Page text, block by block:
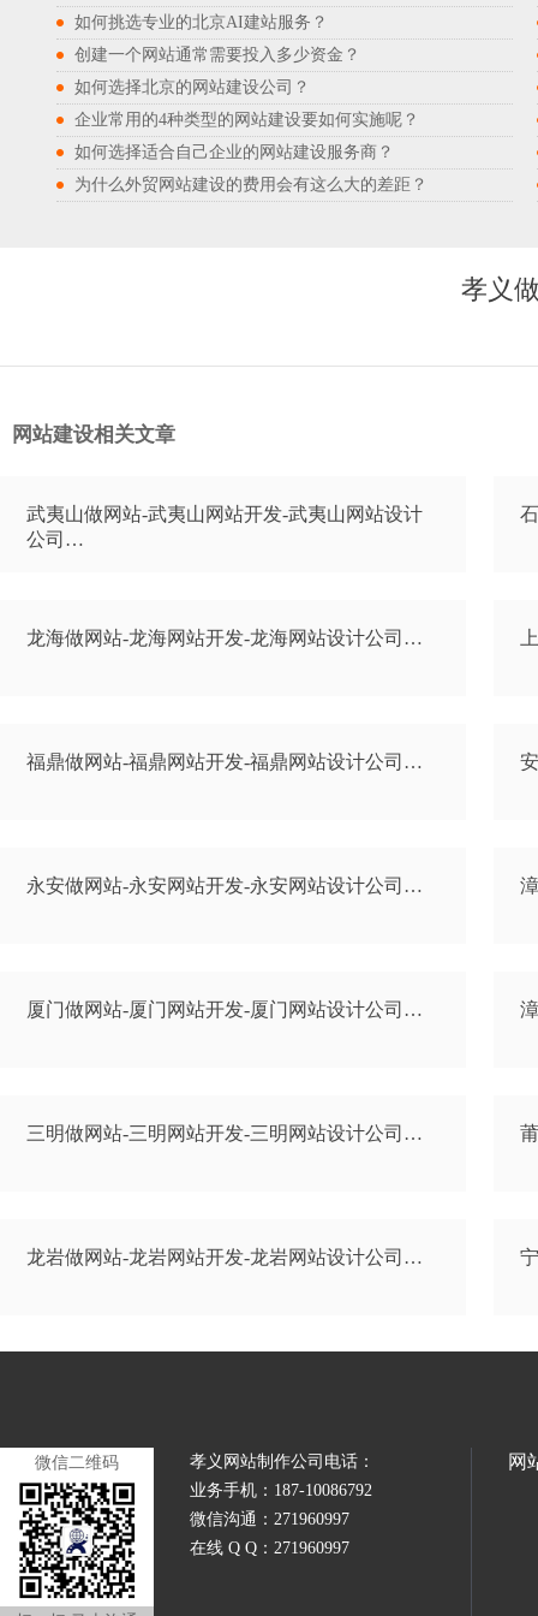
如何挑选专业的北京AI建站服务？
创建一个网站通常需要投入多少资金？
如何选择北京的网站建设公司？
企业常用的4种类型的网站建设要如何实施呢？
如何选择适合自己企业的网站建设服务商？
为什么外贸网站建设的费用会有这么大的差距？
孝义
网站建设相关文章
武夷山做网站-武夷山网站开发-武夷山网站设计
公司…
龙海做网站-龙海网站开发-龙海网站设计公司…
福鼎做网站-福鼎网站开发-福鼎网站设计公司…
永安做网站-永安网站开发-永安网站设计公司…
厦门做网站-厦门网站开发-厦门网站设计公司…
三明做网站-三明网站开发-三明网站设计公司…
龙岩做网站-龙岩网站开发-龙岩网站设计公司…
微信二维码
孝义网站制作公司电话：
业务手机：187-10086792
微信沟通：271960997
在线 Q Q：271960997
网